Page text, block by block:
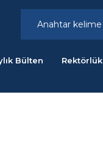
Bülten Rektörlük